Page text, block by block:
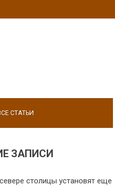
СТАТЬИ
ЗАПИСИ
столицы установят еще